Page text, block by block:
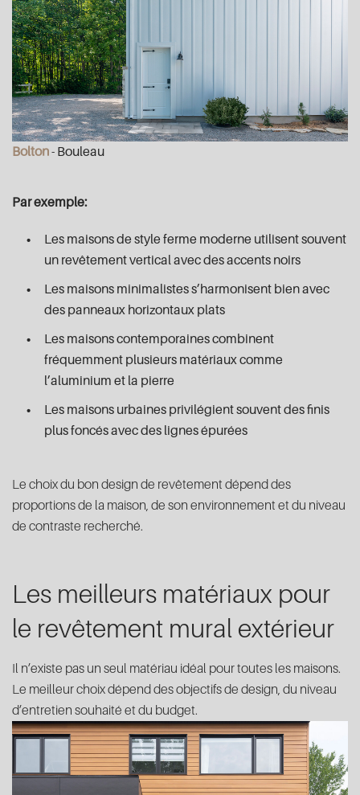
Bolton- Bouleau
Par exemple:
Les maisons de style ferme moderne utilisent souvent
un revêtement vertical avec des accents noirs
Les maisons minimalistes s’harmonisent bien avec
des panneaux horizontaux plats
Les maisons contemporaines combinent
fréquemment plusieurs matériaux comme
l’aluminium et la pierre
Les maisons urbaines privilégient souvent des finis
plus foncés avec des lignes épurées
Le choix du bon design de revêtement dépend des
proportions de la maison, de son environnement et du niveau
de contraste recherché.
Les meilleurs matériaux pour
le revêtement mural extérieur
Il n’existe pas un seul matériau idéal pour toutes les maisons.
Le meilleur choix dépend des objectifs de design, du niveau
d’entretien souhaité et du budget.